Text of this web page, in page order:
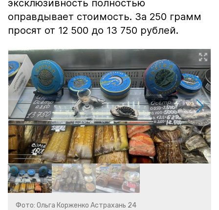
эксклюзивность полностью
оправдывает стоимость. За 250 грамм
просят от 12 500 до 13 750 рублей.
Фото: Ольга Корженко Астрахань 24